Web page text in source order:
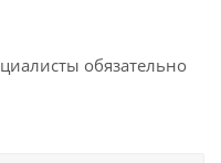
обязательно